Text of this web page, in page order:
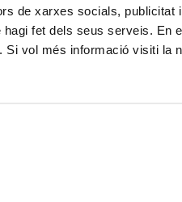
de xarxes socials,
fet dels seus serveis. En
Si vol més informació visiti la